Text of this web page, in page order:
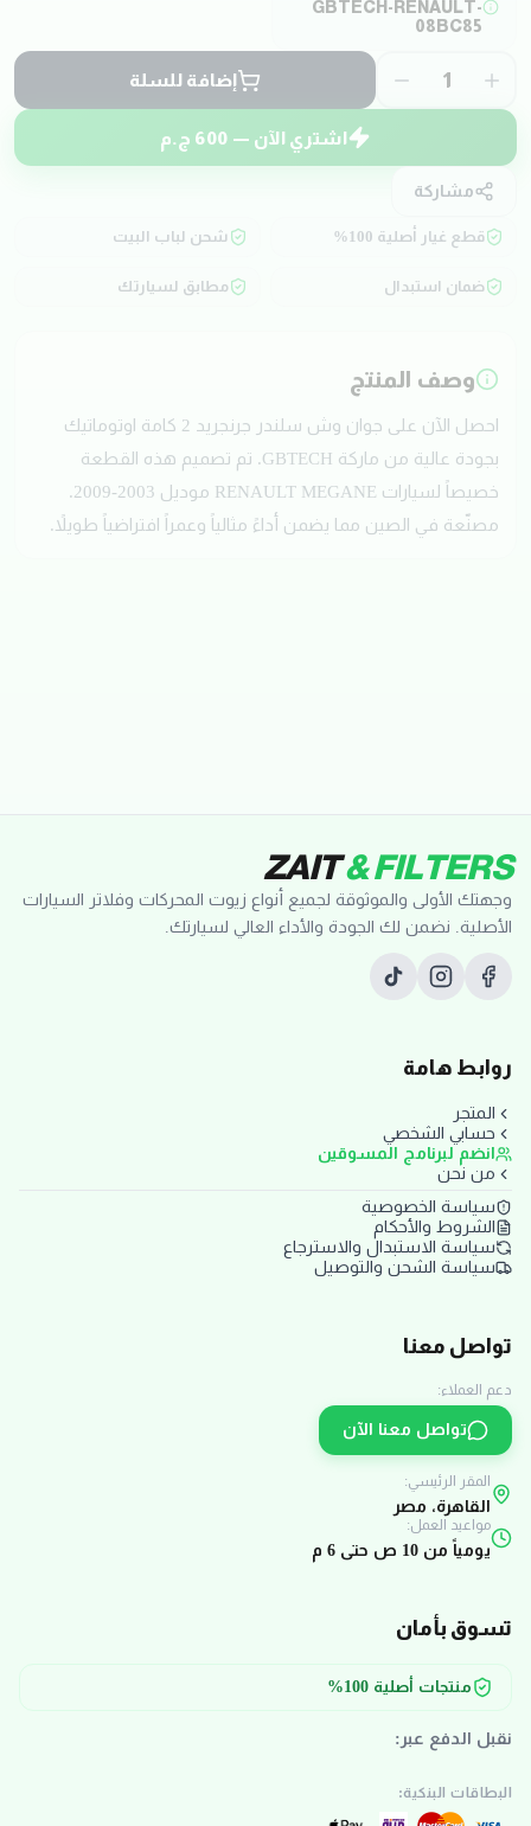
GBTECH-RENAULT-
08BC85
1 إضافة للسلة
اشتري الآن — 600 ج.م
مشاركة
قطع غيار أصلية 100% شحن لباب البيت
ضمان استبدال مطابق لسيارتك
وصف المنتج
احصل الآن على جوان وش سلندر جرنجريد 2 كامة اوتوماتيك
بجودة عالية من ماركة GBTECH. تم تصميم هذه القطعة
خصيصاً لسيارات RENAULT MEGANE موديل 2003-2009.
مصنّعة في الصين مما يضمن أداءً مثالياً وعمراً افتراضياً طويلاً.
ZAIT& FILTERS
وجهتك الأولى والموثوقة لجميع أنواع زيوت المحركات وفلاتر السيارات
الأصلية. نضمن لك الجودة والأداء العالي لسيارتك.
روابط هامة
المتجر
حسابي الشخصي
انضم لبرنامج المسوقين
من نحن
سياسة الخصوصية
الشروط والأحكام
سياسة الاستبدال والاسترجاع
سياسة الشحن والتوصيل
تواصل معنا
دعم العملاء:
تواصل معنا الآن
المقر الرئيسي:
القاهرة، مصر
مواعيد العمل:
يومياً من 10 ص حتى 6 م
تسوق بأمان
منتجات أصلية 100%
نقبل الدفع عبر:
البطاقات البنكية: